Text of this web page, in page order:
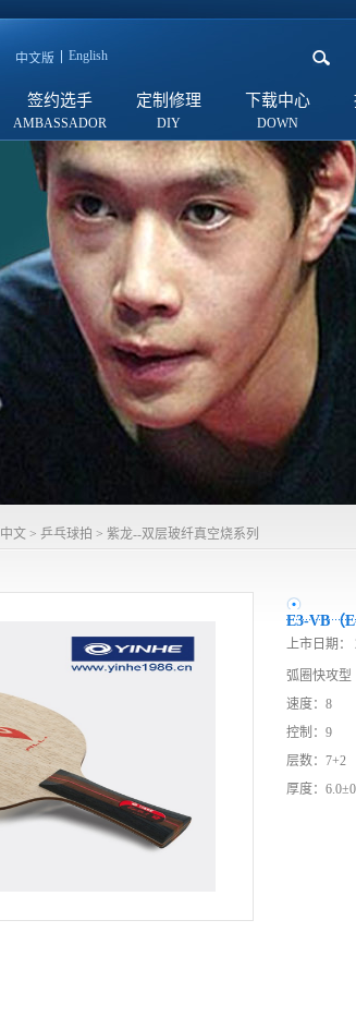
中文版 English
签约选手 定制修理 下载中心
中文 > 乒乓球拍 > 紫龙--双层玻纤真空烧系列
E3-VB（
上市日期：
弧圈快攻型
速度：8
控制：9
层数：7+2
厚度：